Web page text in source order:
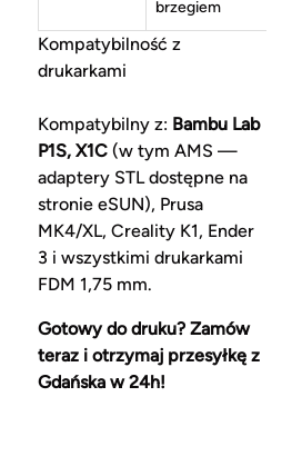
brzegiem
Kompatybilność z
drukarkami
Kompatybilny z: Bambu Lab
P1S, X1C(w tym AMS —
adaptery STL dostępne na
stronie eSUN), Prusa
MK4/XL, Creality K1, Ender
3 i wszystkimi drukarkami
FDM 1,75 mm.
Gotowy do druku? Zamów
teraz i otrzymaj przesyłkę z
Gdańska w 24h!